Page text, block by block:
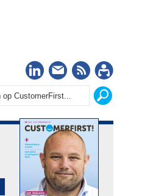
LinkedIn
Nieuwsbrief
RSS